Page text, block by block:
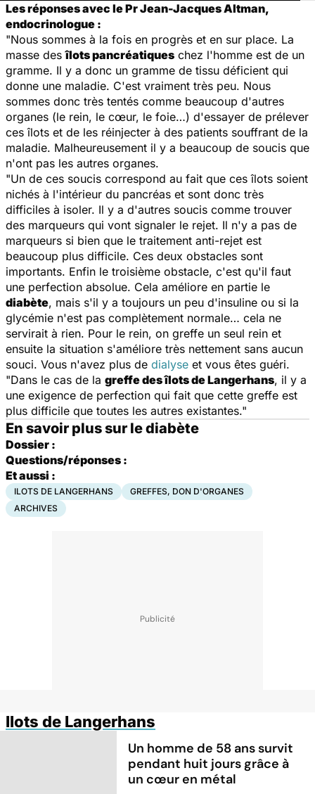
Les réponses avec le Pr Jean-Jacques Altman,
endocrinologue :
"Nous sommes à la fois en progrès et en sur place. La
masse desîlots pancréatiques chez l'homme est de un
gramme. Il y a donc un gramme de tissu déficient qui
donne une maladie. C'est vraiment très peu. Nous
sommes donc très tentés comme beaucoup d'autres
organes (le rein, le cœur, le foie…) d'essayer de prélever
ces îlots et de les réinjecter à des patients souffrant de la
maladie. Malheureusement il y a beaucoup de soucis que
n'ont pas les autres organes.
"Un de ces soucis correspond au fait que ces îlots soient
nichés à l'intérieur du pancréas et sont donc très
difficiles à isoler. Il y a d'autres soucis comme trouver
des marqueurs qui vont signaler le rejet. Il n'y a pas de
marqueurs si bien que le traitement anti-rejet est
beaucoup plus difficile. Ces deux obstacles sont
importants. Enfin le troisième obstacle, c'est qu'il faut
une perfection absolue. Cela améliore en partie le
diabète, mais s'il y a toujours un peu d'insuline ou si la
glycémie n'est pas complètement normale… cela ne
servirait à rien. Pour le rein, on greffe un seul rein et
ensuite la situation s'améliore très nettement sans aucun
souci. Vous n'avez plus de dialyse et vous êtes guéri.
"Dans le cas de la greffe des îlots de Langerhans, il y a
une exigence de perfection qui fait que cette greffe est
plus difficile que toutes les autres existantes."
En savoir plus sur le diabète
Dossier :
Questions/réponses :
Et aussi :
ILOTS DE LANGERHANS
GREFFES, DON D'ORGANES
ARCHIVES
Ilots de Langerhans
Un homme de 58 ans survit
pendant huit jours grâce à
un cœur en métal